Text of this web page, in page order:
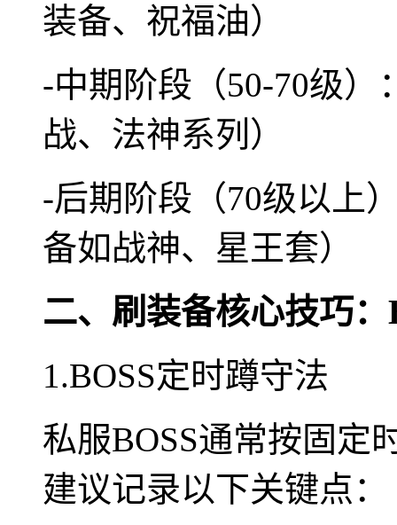
装备、祝福油）
-中期阶段（50-70级
战、法神系列）
-后期阶段（70级以上
备如战神、星王套）
二、刷装备核心技巧
1.BOSS定时蹲守法
私服BOSS通常按固定
建议记录以下关键点：